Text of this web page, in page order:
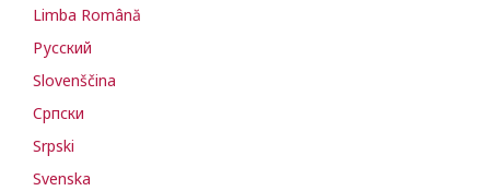
Limba Română
Русский
Slovenščina
Cрпски
Srpski
Svenska